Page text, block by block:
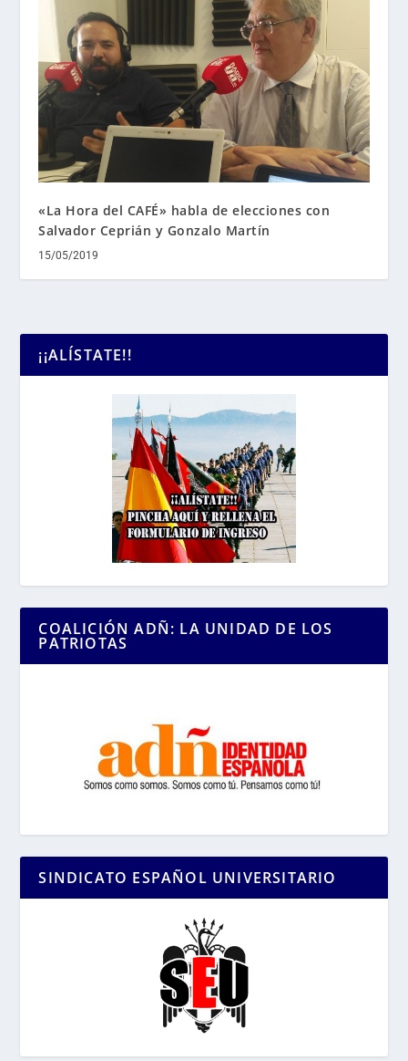
«La Hora del CAFÉ» habla de elecciones con
Salvador Ceprián y Gonzalo Martín
15/05/2019
¡¡ALÍSTATE!!
COALICIÓN ADÑ: LA UNIDAD DE LOS
PATRIOTAS
SINDICATO ESPAÑOL UNIVERSITARIO